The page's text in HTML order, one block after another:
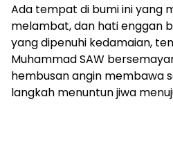
Ada tempat di bumi ini yang
melambat, dan hati enggan
yang dipenuhi kedamaian,
Muhammad SAW
hembusan angin membawa
langkah menuntun jiwa